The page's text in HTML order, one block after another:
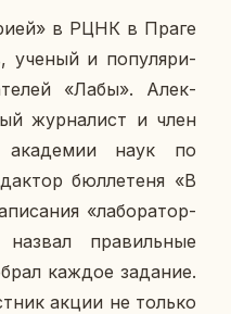
в РЦНК в Праге
ученый и по­пу­ля­ри­
«Лабы». Алек­
жур­на­лист и член
ака­де­мии наук по
бюл­ле­те­ня «В
«ла­бо­ра­тор­
пра­виль­ные
каждое за­да­ние.
акции не только